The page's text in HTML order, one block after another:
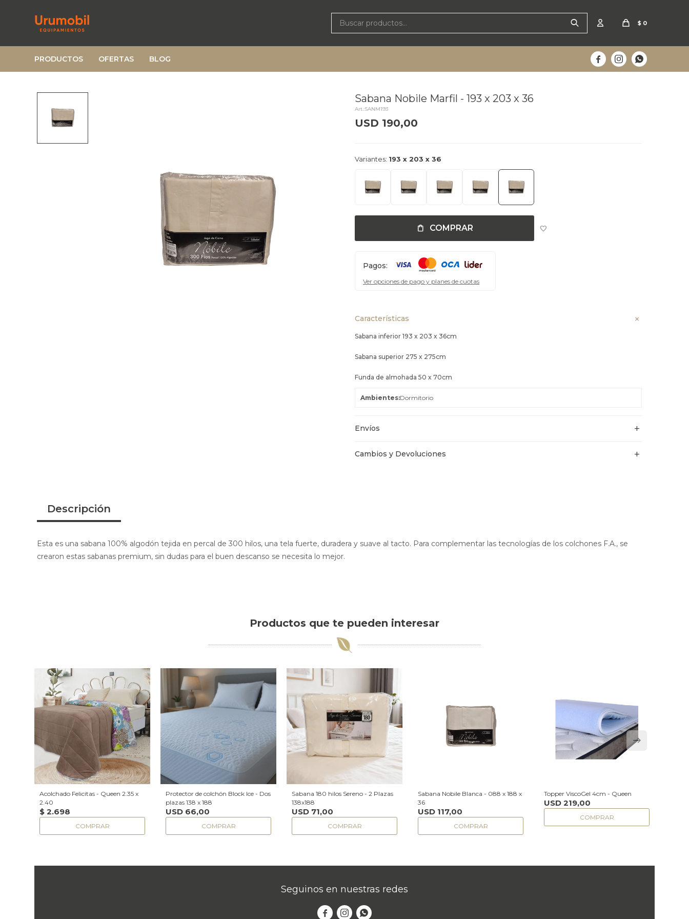
PRODUCTOS OFERTAS BLOG
$ 0
  
Sabana Nobile Marfil - 193 x 203 x 36
SANM193
USD 190,00
Variantes: 193 x 203 x 36
COMPRAR
Pagos:
Ver opciones de pago y planes de cuotas
Características
Sabana inferior 193 x 203 x 36cm
Sabana superior 275 x 275cm
Funda de almohada 50 x 70cm
Ambientes Dormitorio
Envíos
Cambios y Devoluciones
Descripción
Esta es una sabana 100% algodón tejida en percal de 300 hilos, una tela fuerte, duradera y suave al tacto. Para complementar las tecnologías de los colchones F.A., se
crearon estas sabanas premium, sin dudas para el buen descanso se necesita lo mejor.
Productos que te pueden interesar
Acolchado Felicitas - Queen 2.35 x
2.40
$ 2.698
Protector de colchón Block Ice - Dos
plazas 138 x 188
USD 66,00
Sabana 180 hilos Sereno - 2 Plazas
138x188
USD 71,00
Sabana Nobile Blanca - 088 x 188 x
36
USD 117,00
Topper ViscoGel 4cm - Queen
USD 219,00
Seguinos en nuestras redes
  